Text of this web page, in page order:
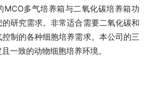
MCO多气培养箱与二氧化碳培养箱功
研究需求。非常适合需要二氧化碳和
制的各种细胞培养需求。本公司的三
一致的动物细胞培养环境。